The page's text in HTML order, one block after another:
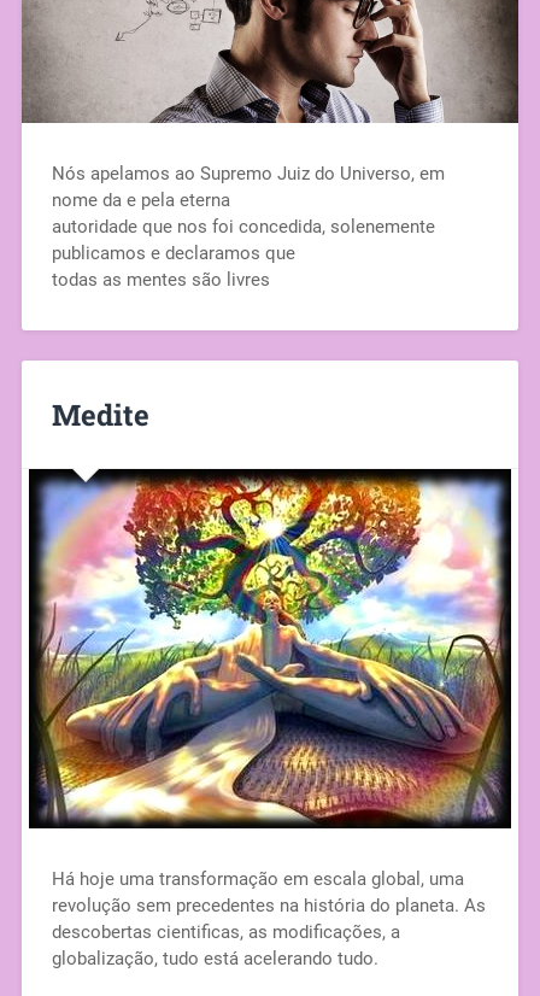
Nós apelamos ao Supremo Juiz do Universo, em
nome da e pela eterna
autoridade que nos foi concedida, solenemente
publicamos e declaramos que
todas as mentes são livres
Medite
Há hoje uma transformação em escala global, uma
revolução sem precedentes na história do planeta. As
descobertas cientificas, as modificações, a
globalização, tudo está acelerando tudo.